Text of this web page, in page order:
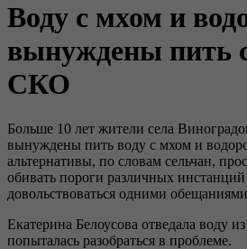
Воду с мхом и
вынуждены пить
СКО
Больше 10 лет жители села
вынуждены пить воду с мхом и
альтернативы, по словам сельчан,
обивать пороги различных
довольствоваться одними
Екатерина Белоусова отведала воду
попыталась разобраться в проблеме.